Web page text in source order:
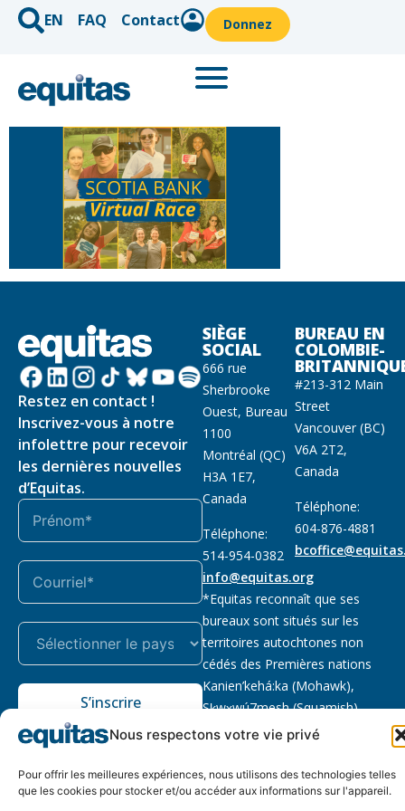
Nous respectons votre vie privé
Pour offrir les meilleures expériences, nous utilisons des technologies telles
que les cookies pour stocker et/ou accéder aux informations sur l'appareil.
EN FAQ Contact Donnez
Restez en contact !
Inscrivez-vous à notre
infolettre pour recevoir
les dernières nouvelles
d’Equitas.
S’inscrire
SIÈGE
SOCIAL
666 rue
Sherbrooke
Ouest, Bureau
1100
Montréal (QC)
H3A 1E7,
Canada
Téléphone:
514-954-0382
info@equitas.org
BUREAU EN
COLOMBIE-
#213-312 Main
Street
Vancouver (BC)
V6A 2T2,
Canada
Téléphone:
604-876-4881
*Equitas reconnaît que ses
bureaux sont situés sur les
territoires autochtones non
cédés des Premières nations
Kanien’kehá:ka (Mohawk),
Sḵwx̱wú7mesh (Squamish),
səl̓ilwətaɁɬ (Tsleil Waututh) et
Lire la suite